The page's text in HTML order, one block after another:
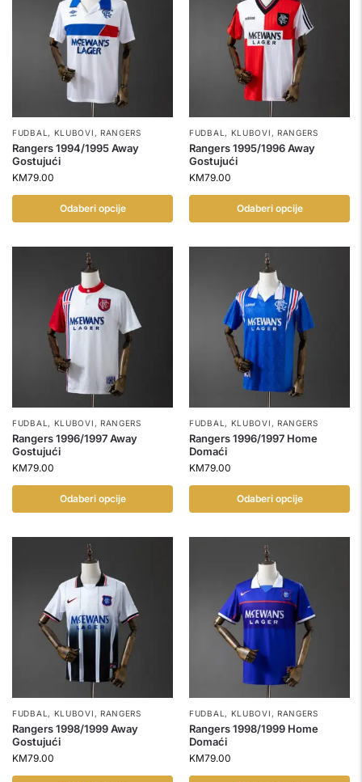
FUDBAL , KLUBOVI , RANGERS
Rangers 1994/1995 Away
Gostujući
KM79.00
Odaberi opcije
FUDBAL , KLUBOVI , RANGERS
Rangers 1995/1996 Away
Gostujući
KM79.00
Odaberi opcije
FUDBAL , KLUBOVI , RANGERS
Rangers 1996/1997 Away
Gostujući
KM79.00
Odaberi opcije
FUDBAL , KLUBOVI , RANGERS
Rangers 1996/1997 Home
Domaći
KM79.00
Odaberi opcije
FUDBAL , KLUBOVI , RANGERS
Rangers 1998/1999 Away
Gostujući
KM79.00
FUDBAL , KLUBOVI , RANGERS
Rangers 1998/1999 Home
Domaći
KM79.00